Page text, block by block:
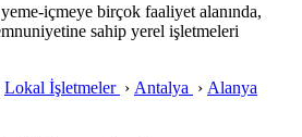
içmeye birçok faaliyet alanında,
sahip yerel işletmeleri
Lokal İşletmeler › Antalya › Alanya